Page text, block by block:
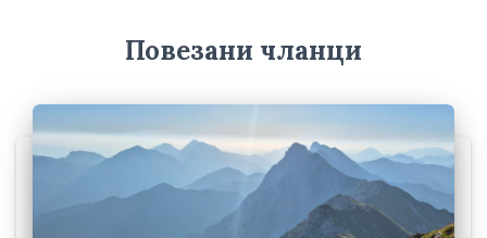
Повезани чланци